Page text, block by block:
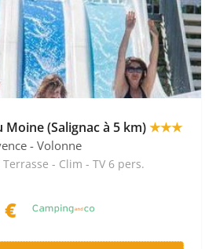
Moine (Salignac à 5 km)★★★
- Volonne
- Clim - TV 6 pers.